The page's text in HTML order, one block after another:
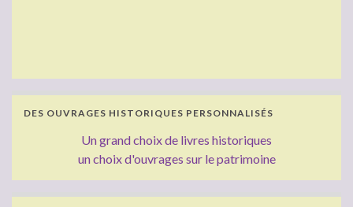
DES OUVRAGES HISTORIQUES PERSONNALISÉS
Un grand choix de livres historiques
un choix d'ouvrages sur le patrimoine